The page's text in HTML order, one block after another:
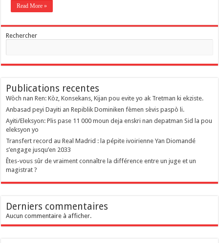
Read More »
Rechercher
Publications recentes
Wòch nan Ren: Kòz, Konsekans, Kijan pou evite yo ak Tretman ki ekziste.
Anbasad peyi Dayiti an Repiblik Dominiken fèmen sèvis paspò li.
Ayiti/Eleksyon: Plis pase 11 000 moun deja enskri nan depatman Sid la pou
eleksyon yo
Transfert record au Real Madrid : la pépite ivoirienne Yan Diomandé
s’engage jusqu’en 2033
Êtes-vous sûr de vraiment connaître la différence entre un juge et un
magistrat ?
Derniers commentaires
Aucun commentaire à afficher.